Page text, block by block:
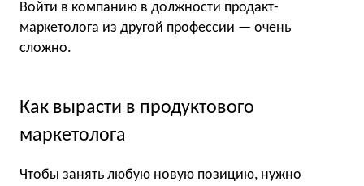
Войти в компанию в должности продакт-
маркетолога из другой профессии — очень
сложно.
Как вырасти в продуктового
маркетолога
Чтобы занять любую новую позицию, нужно